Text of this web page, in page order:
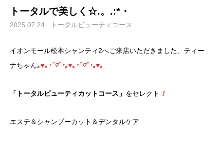
トータルで美しく☆.。.:*・
2025.07.24 トータルビューティコース
イオンモール松本シャンティ2へご来店いただきました、ティー
ナちゃん｡♥｡･ﾟ♡ﾟ･｡♥｡･ﾟ♡ﾟ･｡♥｡
「トータルビューティカットコース」 をセレクト ！
エステ＆シャンプーカット＆デンタルケア